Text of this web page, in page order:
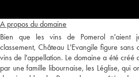
A propos du domaine
Bien que les vins de Pomerol n'aient
classement, Château L'Evangile figure sans
vins de l'appellation. Le domaine a été créé
par une famille libournaise, les Léglise, qui